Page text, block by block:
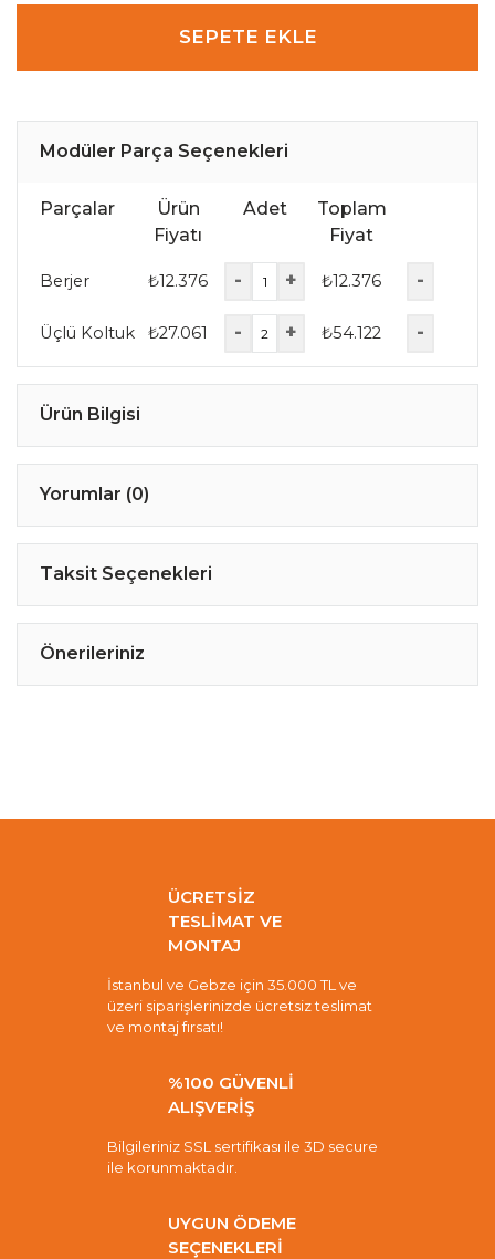
SEPETE EKLE
Modüler Parça Seçenekleri
Parçalar
Ürün
Fiyatı
Adet
Toplam
Fiyat
Berjer ₺12.376 - + ₺12.376 -
Üçlü Koltuk ₺27.061 - + ₺54.122 -
Ürün Bilgisi
Yorumlar (0)
Taksit Seçenekleri
Önerileriniz
ÜCRETSİZ
TESLİMAT VE
MONTAJ
İstanbul ve Gebze için 35.000 TL ve
üzeri siparişlerinizde ücretsiz teslimat
ve montaj fırsatı!
%100 GÜVENLİ
ALIŞVERİŞ
Bilgileriniz SSL sertifikası ile 3D secure
ile korunmaktadır.
UYGUN ÖDEME
SEÇENEKLERİ